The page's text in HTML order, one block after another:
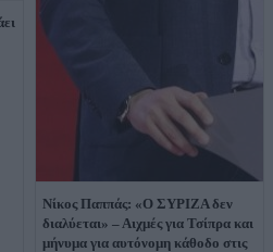
Νίκος Παππάς: «Ο ΣΥΡΙΖΑ δεν
διαλύεται» – Αιχμές για Τσίπρα και
μήνυμα για αυτόνομη κάθοδο στις